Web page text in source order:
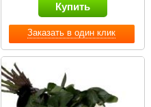
Заказать в один клик
Купить